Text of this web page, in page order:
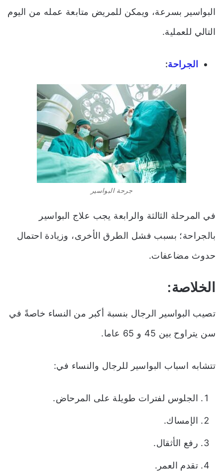
البواسير بسرعة، ويمكن للمريض متابعة عمله من اليوم
التالي للعملية.
الجراحة:
جرحة البواسير
في المرحلة الثالثة والرابعة يجب علاج البواسير
بالجراحة؛ بسبب فشل الطرق الأخرى، وزيادة احتمال
حدوث مضاعفات.
الخلاصة:
تصيب البواسير الرجال بنسبة أكبر من النساء خاصةً في
سن يتراوح بين 45 و 65 عاما.
تتشابه اسباب البواسير للرجال والنساء في:
الجلوس لفترات طويلة على المرحاض.
الإمساك.
رفع الأثقال.
تقدم العمر.